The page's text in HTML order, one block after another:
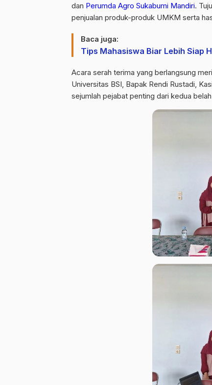
dan Perumda Agro Sukabumi Mandiri.
penjualan produk-produk UMKM serta
Baca juga:
Tips Mahasiswa Biar Lebih Siap
Acara serah terima yang berlangsung
Universitas BSI, Bapak Rendi Rustadi,
sejumlah pejabat penting dari kedua